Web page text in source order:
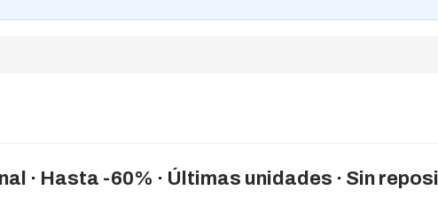
· Hasta -60% · Últimas unidades · Sin